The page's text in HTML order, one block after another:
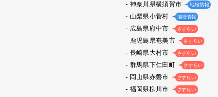
神奈川県横須賀市 地域情報
山梨県小菅村 地域情報
広島県府中市 さすらい
鹿児島県奄美市 さすらい
長崎県大村市 さすらい
群馬県下仁田町 さすらい
岡山県赤磐市 さすらい
福岡県柳川市 さすらい